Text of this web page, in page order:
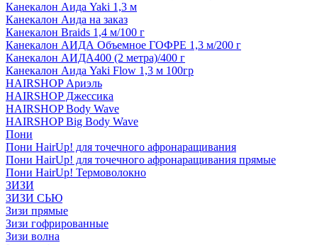
Канекалон Аида Yaki 1,3 м
Канекалон Аида на заказ
Канекалон Braids 1,4 м/100 г
Канекалон АИДА Объемное ГОФРЕ 1,3 м/200 г
Канекалон АИДА400 (2 метра)/400 г
Канекалон Аида Yaki Flow 1,3 м 100гр
HAIRSHOP Ариэль
HAIRSHOP Джессика
HAIRSHOP Body Wave
HAIRSHOP Big Body Wave
Пони
Пони HairUp! для точечного афронаращивания
Пони HairUp! для точечного афронаращивания прямые
Пони HairUp! Термоволокно
ЗИЗИ
ЗИЗИ СЬЮ
Зизи прямые
Зизи гофрированные
Зизи волна